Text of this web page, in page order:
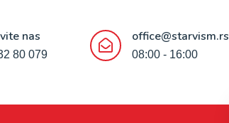
nas
80 079
office@starvism.rs
08:00 - 16:00